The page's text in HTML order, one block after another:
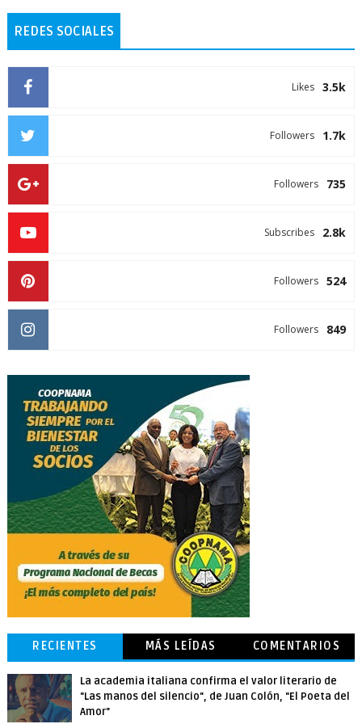
REDES SOCIALES
3.5k
Likes
1.7k
Followers
735
Followers
2.8k
Subscribes
524
Followers
849
Followers
RECIENTES MÁS LEÍDAS COMENTARIOS
La academia italiana confirma el valor literario de
"Las manos del silencio", de Juan Colón, "El Poeta del
Amor"